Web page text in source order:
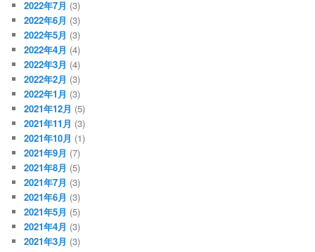
2022年7月 (3)
2022年6月 (3)
2022年5月 (3)
2022年4月 (4)
2022年3月 (4)
2022年2月 (3)
2022年1月 (3)
2021年12月 (5)
2021年11月 (3)
2021年10月 (1)
2021年9月 (7)
2021年8月 (5)
2021年7月 (3)
2021年6月 (3)
2021年5月 (5)
2021年4月 (3)
2021年3月 (3)